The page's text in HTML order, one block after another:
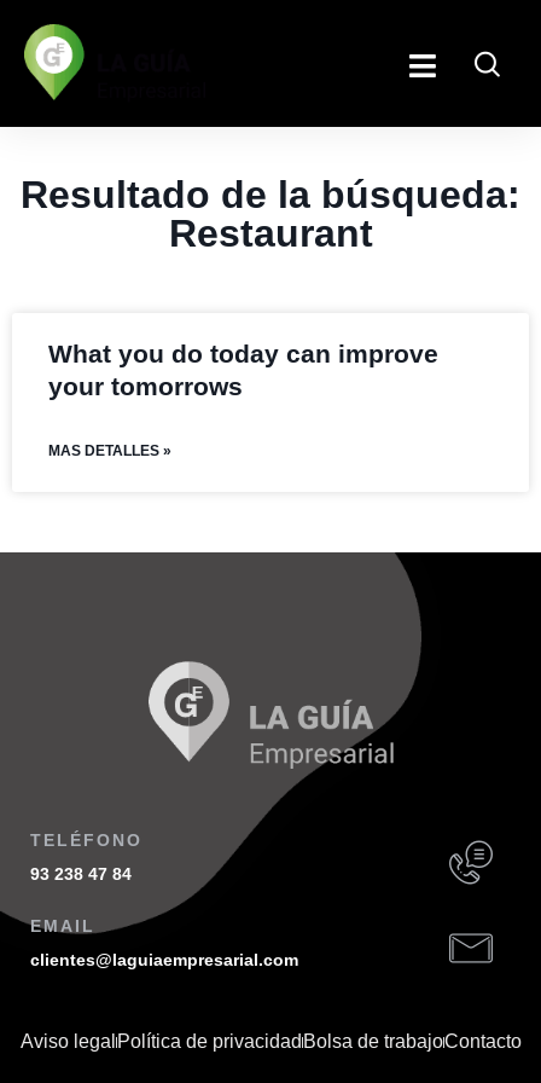
Resultado de la búsqueda:
Restaurant
What you do today can improve
your tomorrows
MAS DETALLES »
TELÉFONO
93 238 47 84
EMAIL
clientes@laguiaempresarial.com
Aviso legal Política de privacidadBolsa de trabajoContacto